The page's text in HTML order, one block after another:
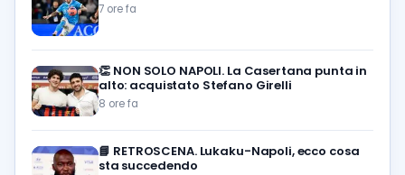
7 ore fa
👏 NON SOLO NAPOLI. La Casertana punta in
alto: acquistato Stefano Girelli
8 ore fa
📘 RETROSCENA. Lukaku-Napoli, ecco cosa
sta succedendo